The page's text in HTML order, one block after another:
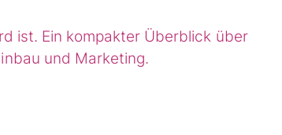
ist. Ein kompakter Überblick über
und Marketing.